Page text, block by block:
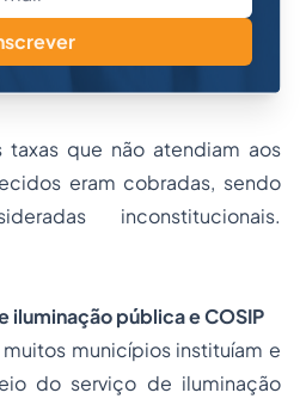
taxas que não atendiam aos
eram cobradas, sendo
inconstitucionais.
iluminação pública e COSIP
municípios instituíam e
do serviço de iluminação